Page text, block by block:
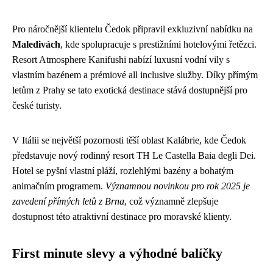
Pro náročnější klientelu Čedok připravil exkluzivní nabídku na
Maledivách, kde spolupracuje s prestižními hotelovými řetězci.
Resort Atmosphere Kanifushi nabízí luxusní vodní vily s
vlastním bazénem a prémiové all inclusive služby. Díky přímým
letům z Prahy se tato exotická destinace stává dostupnější pro
české turisty.
V Itálii se největší pozornosti těší oblast Kalábrie, kde Čedok
představuje nový rodinný resort TH Le Castella Baia degli Dei.
Hotel se pyšní vlastní pláží, rozlehlými bazény a bohatým
animačním programem. Významnou novinkou pro rok 2025 je
zavedení přímých letů z Brna, což významně zlepšuje
dostupnost této atraktivní destinace pro moravské klienty.
First minute slevy a výhodné balíčky